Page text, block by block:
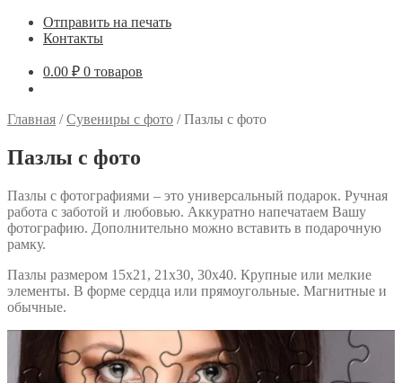
Отправить на печать
Контакты
0.00 ₽ 0 товаров
Главная /Сувениры с фото /Пазлы с фото
Пазлы с фото
Пазлы с фотографиями – это универсальный подарок. Ручная
работа с заботой и любовью. Аккуратно напечатаем Вашу
фотографию. Дополнительно можно вставить в подарочную
рамку.
Пазлы размером 15х21, 21х30, 30х40. Крупные или мелкие
элементы. В форме сердца или прямоугольные. Магнитные и
обычные.